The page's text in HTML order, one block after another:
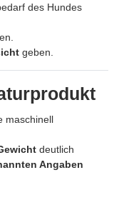
des Hundes
geben.
maschinell
deutlich
Angaben